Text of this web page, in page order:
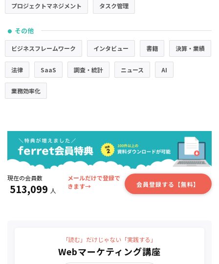
プロジェクトマネジメント タスク管理
● その他
ビジネスフレームワーク インタビュー 書籍 決算・業績
法律 SaaS 調査・統計 ニュース AI
業務効率化
現在の会員数
513,099 人
メールだけで登録で
きます→
会員登録する【無料】
「読む」だけじゃない「実践する」
Webマーケティング講座